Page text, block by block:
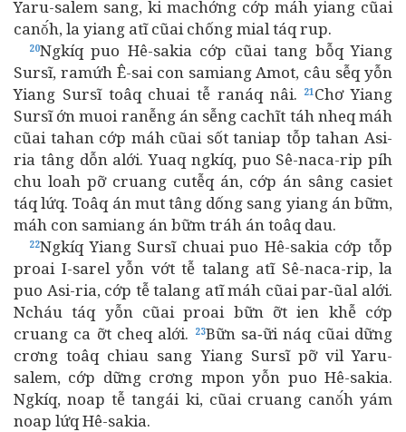
Yaru-salem sang, ki machớng cớp máh yiang cũai
canŏ́h, la yiang atĩ cũai chống mial táq rup.
20Ngkíq puo Hê-sakia cớp cũai tang bỗq Yiang
Sursĩ, ramứh Ê-sai con samiang Amot, câu sễq yỗn
Yiang Sursĩ toâq chuai tễ ranáq nâi.
21Chơ Yiang
Sursĩ ớn muoi ranễng án sễng cachĩt táh nheq máh
cũai tahan cớp máh cũai sốt taniap tỗp tahan Asi-
ria tâng dỗn alới. Yuaq ngkíq, puo Sê-naca-rip píh
chu loah pỡ cruang cutễq án, cớp án sâng casiet
táq lứq. Toâq án mut tâng dống sang yiang án bữm,
máh con samiang án bữm tráh án toâq dau.
22Ngkíq Yiang Sursĩ chuai puo Hê-sakia cớp tỗp
proai I-sarel yỗn vớt tễ talang atĩ Sê-naca-rip, la
puo Asi-ria, cớp tễ talang atĩ máh cũai par‑ũal alới.
Ncháu táq yỗn cũai proai bữn ỡt ien khễ cớp
cruang ca ỡt cheq alới.
23Bữn sa‑ữi náq cũai dững
crơng toâq chiau sang Yiang Sursĩ pỡ vil Yaru-
salem, cớp dững crơng mpon yỗn puo Hê-sakia.
Ngkíq, noap tễ tangái ki, cũai cruang canŏ́h yám
noap lứq Hê-sakia.